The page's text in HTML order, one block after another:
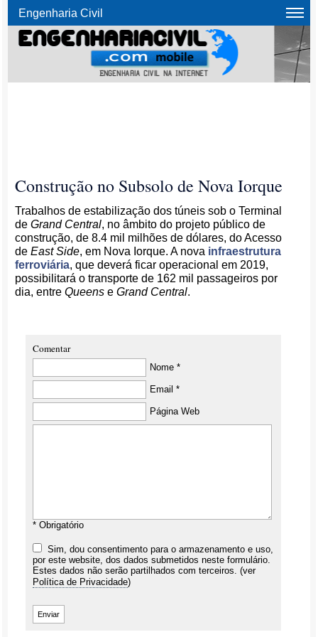
Engenharia Civil
Construção no Subsolo de Nova Iorque
Trabalhos de estabilização dos túneis sob o Terminal
deGrand Central, no âmbito do projeto público de
construção, de 8.4 mil milhões de dólares, do Acesso
deEast Side, em Nova Iorque. A nova infraestrutura
ferroviária, que deverá ficar operacional em 2019,
possibilitará o transporte de 162 mil passageiros por
dia, entreQueens eGrand Central.
Comentar
Nome *
Email *
Página Web
* Obrigatório
Sim, dou consentimento para o armazenamento e uso,
por este website, dos dados submetidos neste formulário.
Estes dados não serão partilhados com terceiros. (ver
Política de Privacidade)